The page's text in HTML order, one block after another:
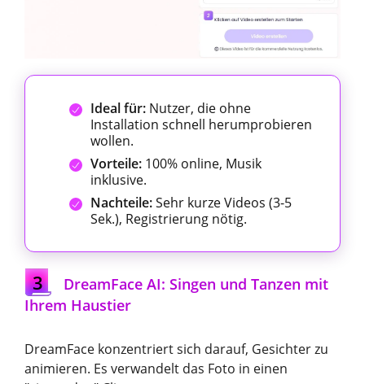
Ideal für: Nutzer, die ohne
Installation schnell herumprobieren
wollen.
Vorteile: 100% online, Musik
inklusive.
Nachteile:Sehr kurze Videos (3-5
Sek.), Registrierung nötig.
3
DreamFace AI: Singen und Tanzen mit
Ihrem Haustier
DreamFace konzentriert sich darauf, Gesichter zu
animieren. Es verwandelt das Foto in einen